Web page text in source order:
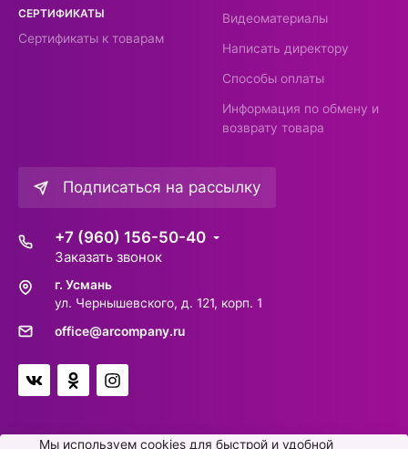
СЕРТИФИКАТЫ
Сертификаты к товарам
Видеоматериалы
Написать директору
Способы оплаты
Информация по обмену и
возврату товара
Подписаться на рассылку
+7 (960) 156-50-40
Заказать звонок
г. Усмань
ул. Чернышевского, д. 121, корп. 1
office@arcompany.ru
Мы используем cookies для быстрой и удобной